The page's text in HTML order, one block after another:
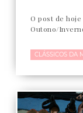
O post de
Outono/
CLÁSSICOS DA